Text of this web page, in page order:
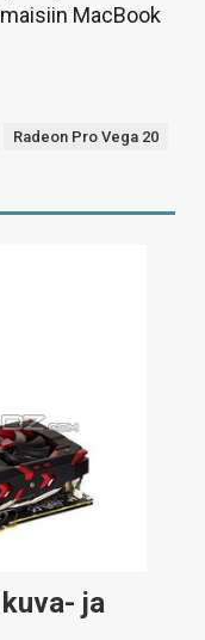
MacBook
Radeon Pro Vega 20
ja